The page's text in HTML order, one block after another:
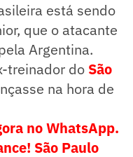
está sendo
que o atacante
Argentina.
treinador do São
na hora de
no WhatsApp.
São Paulo